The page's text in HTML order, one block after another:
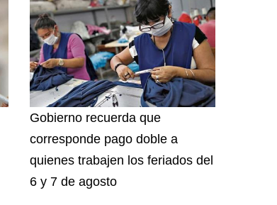
Gobierno recuerda que
corresponde pago doble a
quienes trabajen los feriados del
6 y 7 de agosto